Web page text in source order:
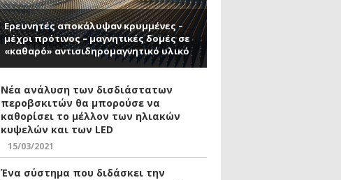
Ερευνητές αποκάλυψαν κρυμμένες –
μέχρι πρότινος – μαγνητικές δομές σε
«καθαρό» αντισιδηρομαγνητικό υλικό
Νέα ανάλυση των δισδιάστατων
περοβσκιτών θα μπορούσε να
καθορίσει το μέλλον των ηλιακών
κυψελών και των LED
15/03/2021
Ένα σύστημα που διδάσκει την